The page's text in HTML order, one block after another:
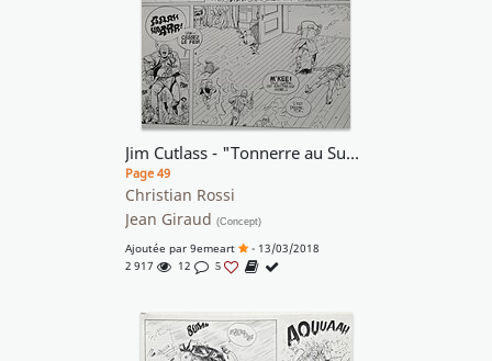
Jim Cutlass - "Tonnerre au Sud" T4
Page 49
Christian Rossi
Jean Giraud (Concept)
Ajoutée par 9emeart
- 13/03/2018
2 917
12 5